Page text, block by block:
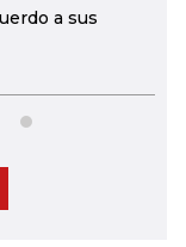
a sus